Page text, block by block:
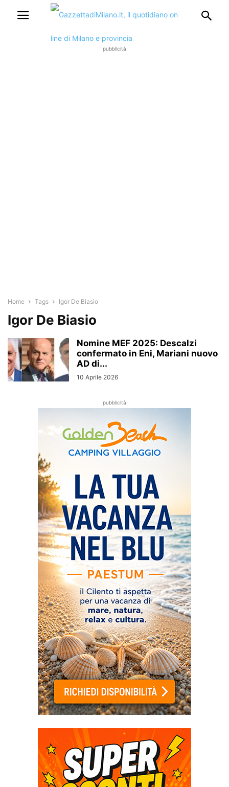
pubblicità
Home Tags Igor De Biasio
Igor De Biasio
Nomine MEF 2025: Descalzi
confermato in Eni, Mariani nuovo
AD di...
10 Aprile 2026
pubblicità